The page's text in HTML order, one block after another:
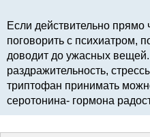
Если действительно прямо
поговорить с психиатром,
доводит до ужасных
раздражительность,
триптофан принимать
серотонина- гормона